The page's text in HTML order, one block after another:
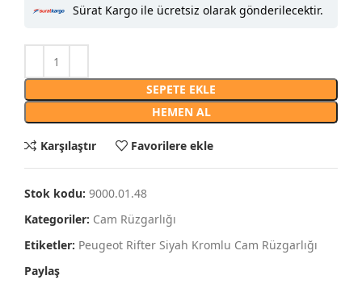
Sürat Kargo ile ücretsiz olarak gönderilecektir.
SEPETE EKLE
HEMEN AL
Karşılaştır Favorilere ekle
Stok kodu: 9000.01.48
Kategoriler: Cam Rüzgarlığı
Etiketler: Peugeot Rifter Siyah Kromlu Cam Rüzgarlığı
Paylaş